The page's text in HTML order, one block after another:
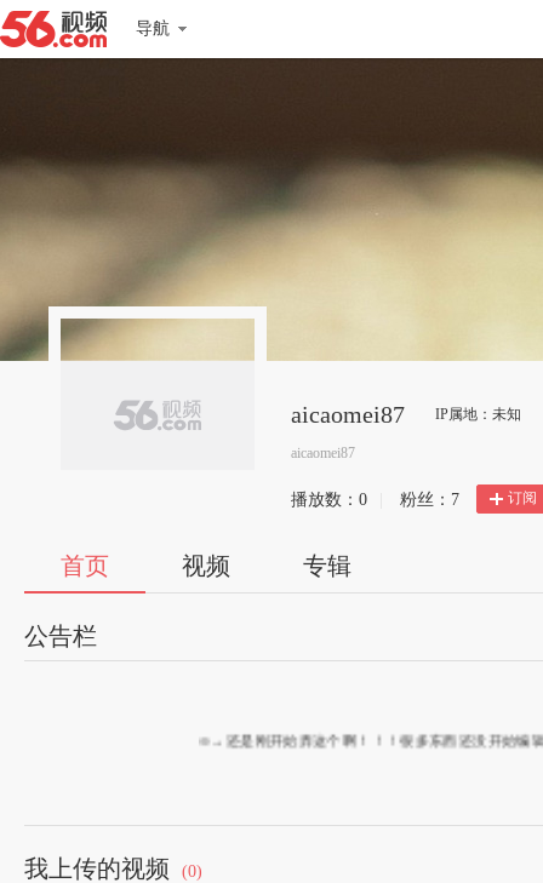
导航
aicaomei87 IP属地：未知
aicaomei87
播放数： 0 粉丝： 7 订阅
首页 视频 专辑
公告栏
⊙→还是刚开始弄这个啊！！！很多东西还没开始编辑
我上传的视频 (0)